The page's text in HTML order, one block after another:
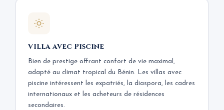
Villa avec Piscine
Bien de prestige offrant confort de vie maximal,
adapté au climat tropical du Bénin. Les villas avec
piscine intéressent les expatriés, la diaspora, les cadres
internationaux et les acheteurs de résidences
secondaires.